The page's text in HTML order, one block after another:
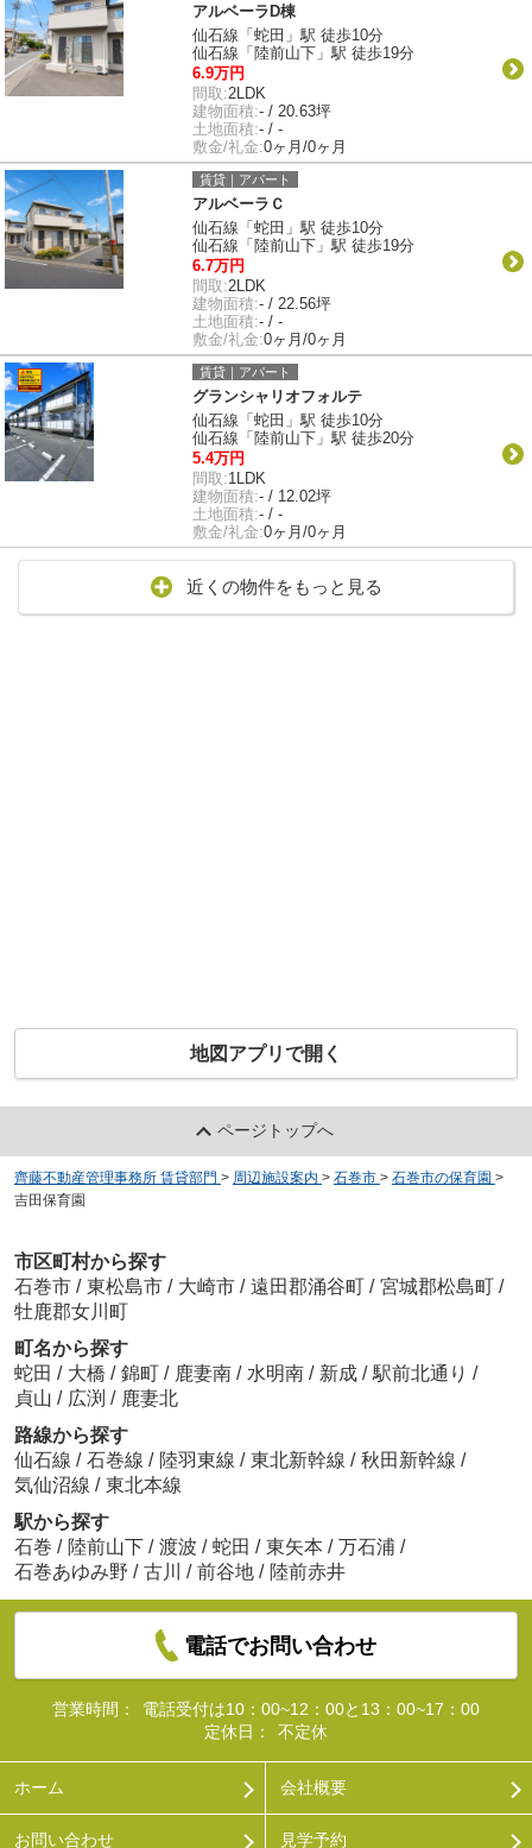
アルベーラD棟
仙石線「蛇田」駅 徒歩10分
仙石線「陸前山下」駅 徒歩19分
6.9万円
間取:2LDK
建物面積:- / 20.63坪
土地面積:- / -
敷金/礼金:0ヶ月/0ヶ月
賃貸｜アパート
アルベーラＣ
仙石線「蛇田」駅 徒歩10分
仙石線「陸前山下」駅 徒歩19分
6.7万円
間取:2LDK
建物面積:- / 22.56坪
土地面積:- / -
敷金/礼金:0ヶ月/0ヶ月
賃貸｜アパート
グランシャリオフォルテ
仙石線「蛇田」駅 徒歩10分
仙石線「陸前山下」駅 徒歩20分
5.4万円
間取:1LDK
建物面積:- / 12.02坪
土地面積:- / -
敷金/礼金:0ヶ月/0ヶ月
近くの物件をもっと見る
地図アプリで開く
ページトップへ
齊藤不動産管理事務所 賃貸部門 > 周辺施設案内 > 石巻市 > 石巻市の保育園 >
吉田保育園
市区町村から探す
石巻市 / 東松島市 / 大崎市 / 遠田郡涌谷町 / 宮城郡松島町 /
牡鹿郡女川町
町名から探す
蛇田 / 大橋 / 錦町 / 鹿妻南 / 水明南 / 新成 / 駅前北通り /
貞山 / 広渕 / 鹿妻北
路線から探す
仙石線 / 石巻線 / 陸羽東線 / 東北新幹線 / 秋田新幹線 /
気仙沼線 / 東北本線
駅から探す
石巻 / 陸前山下 / 渡波 / 蛇田 / 東矢本 / 万石浦 /
石巻あゆみ野 / 古川 / 前谷地 / 陸前赤井
電話でお問い合わせ
営業時間：
電話受付は10：00~12：00と13：00~17：00
定休日：
不定休
ホーム 会社概要
お問い合わせ 見学予約